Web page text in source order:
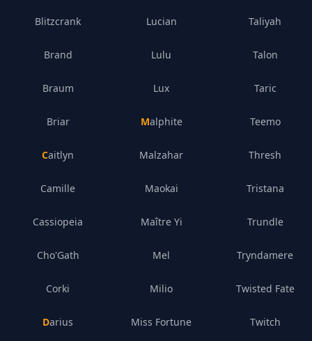
Blitzcrank
Brand
Braum
Briar
Caitlyn
Camille
Cassiopeia
Cho'Gath
Corki
Darius
Lucian
Lulu
Lux
Malphite
Malzahar
Maokai
Maître Yi
Mel
Milio
Miss Fortune
Taliyah
Talon
Taric
Teemo
Thresh
Tristana
Trundle
Tryndamere
Twisted Fate
Twitch